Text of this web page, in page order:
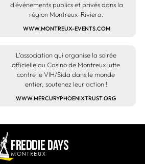
WWW.MONTREUX-EVENTS.COM
d'événements publics et privés dans la
région Montreux-Riviera.
WWW.MERCURYPHOENIXTRUST.ORG
L’association qui organise la soirée
officielle au Casino de Montreux lutte
contre le VIH/Sida dans le monde
entier, soutenez leur action !